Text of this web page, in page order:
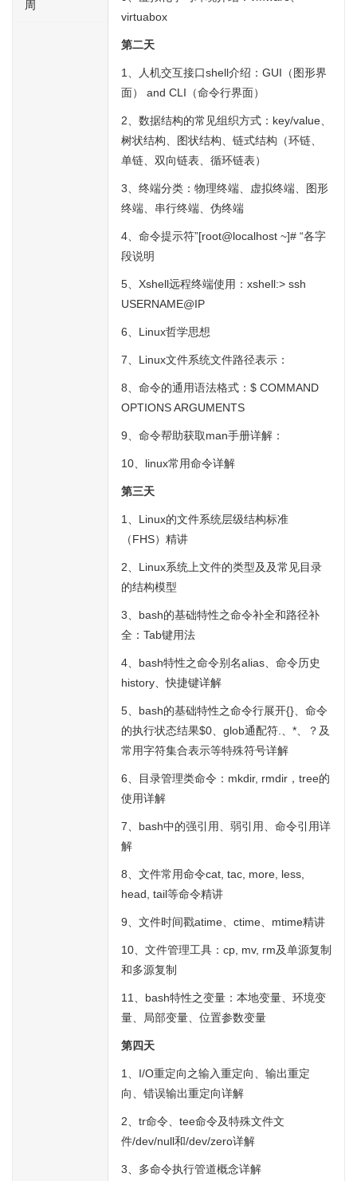
周
virtuabox
第二天
1、人机交互接口shell介绍：GUI（图形界
面） and CLI（命令行界面）
2、数据结构的常见组织方式：key/value、
树状结构、图状结构、链式结构（环链、
单链、双向链表、循环链表）
3、终端分类：物理终端、虚拟终端、图形
终端、串行终端、伪终端
4、命令提示符”[root@localhost ~]# “各字
段说明
5、Xshell远程终端使用：xshell:> ssh
USERNAME@IP
6、Linux哲学思想
7、Linux文件系统文件路径表示：
8、命令的通用语法格式：$ COMMAND
OPTIONS ARGUMENTS
9、命令帮助获取man手册详解：
10、linux常用命令详解
第三天
1、Linux的文件系统层级结构标准
（FHS）精讲
2、Linux系统上文件的类型及及常见目录
的结构模型
3、bash的基础特性之命令补全和路径补
全：Tab键用法
4、bash特性之命令别名alias、命令历史
history、快捷键详解
5、bash的基础特性之命令行展开{}、命令
的执行状态结果$0、glob通配符.、*、？及
常用字符集合表示等特殊符号详解
6、目录管理类命令：mkdir, rmdir，tree的
使用详解
7、bash中的强引用、弱引用、命令引用详
解
8、文件常用命令cat, tac, more, less,
head, tail等命令精讲
9、文件时间戳atime、ctime、mtime精讲
10、文件管理工具：cp, mv, rm及单源复制
和多源复制
11、bash特性之变量：本地变量、环境变
量、局部变量、位置参数变量
第四天
1、I/O重定向之输入重定向、输出重定
向、错误输出重定向详解
2、tr命令、tee命令及特殊文件文
件/dev/null和/dev/zero详解
3、多命令执行管道概念详解